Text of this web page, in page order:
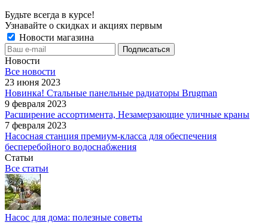
Будьте всегда в курсе!
Узнавайте о скидках и акциях первым
Новости магазина
Новости
Все новости
23 июня 2023
Новинка! Стальные панельные радиаторы Brugman
9 февраля 2023
Расширение ассортимента, Незамерзающие уличные краны
7 февраля 2023
Насосная станция премиум-класса для обеспечения
бесперебойного водоснабжения
Статьи
Все статьи
Насос для дома: полезные советы